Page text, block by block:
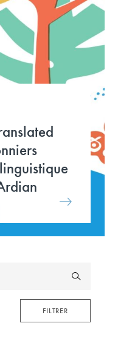
FILTRER